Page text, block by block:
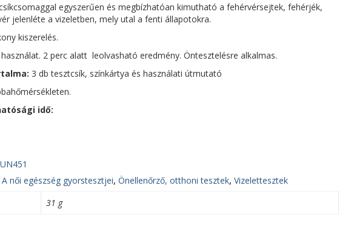
egyszerűen és megbízhatóan kimutható a fehérvérsejtek, fehérjék,
jelenléte a vizeletben, mely utal a fenti állapotokra.
kiszerelés.
2 perc alatt leolvasható eredmény. Öntesztelésre alkalmas.
3 db tesztcsík, színkártya és használati útmutató
idő:
A női egészség gyorstesztjei, Önellenőrző, otthoni tesztek, Vizelettesztek
31 g